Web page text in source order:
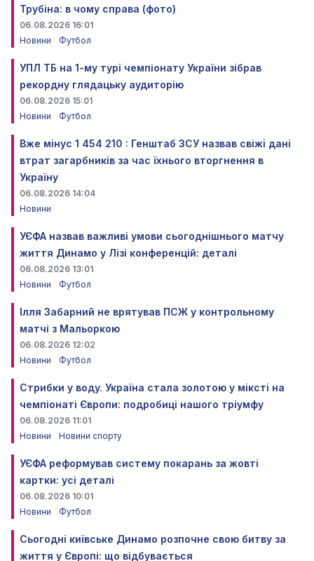
Трубіна: в чому справа (фото)
06.08.2026 16:01
Новини
Футбол
УПЛ ТБ на 1-му турі чемпіонату України зібрав
рекордну глядацьку аудиторію
06.08.2026 15:01
Новини
Футбол
Вже мінус 1 454 210 : Генштаб ЗСУ назвав свіжі дані
втрат загарбників за час їхнього вторгнення в
Україну
06.08.2026 14:04
Новини
УЄФА назвав важливі умови сьогоднішнього матчу
життя Динамо у Лізі конференцій: деталі
06.08.2026 13:01
Новини
Футбол
Ілля Забарний не врятував ПСЖ у контрольному
матчі з Мальоркою
06.08.2026 12:02
Новини
Футбол
Стрибки у воду. Україна стала золотою у міксті на
чемпіонаті Європи: подробиці нашого тріумфу
06.08.2026 11:01
Новини
Новини спорту
УЄФА реформував систему покарань за жовті
картки: усі деталі
06.08.2026 10:01
Новини
Футбол
Сьогодні київське Динамо розпочне свою битву за
життя у Європі: що відбувається